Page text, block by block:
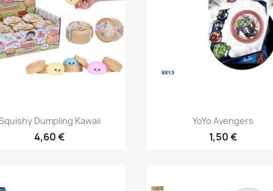
Anteprima
Dumpling Kawaii
4,60 €
Anteprima
YoYo Avengers
1,50 €